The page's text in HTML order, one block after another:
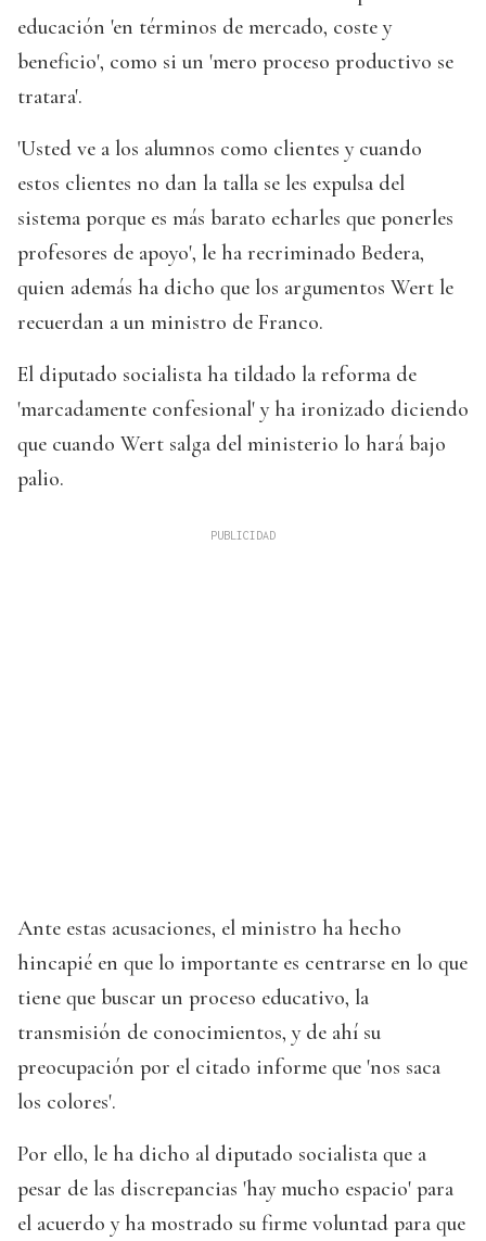
educación 'en términos de mercado, coste y
beneficio', como si un 'mero proceso productivo se
tratara'.
'Usted ve a los alumnos como clientes y cuando
estos clientes no dan la talla se les expulsa del
sistema porque es más barato echarles que ponerles
profesores de apoyo', le ha recriminado Bedera,
quien además ha dicho que los argumentos Wert le
recuerdan a un ministro de Franco.
El diputado socialista ha tildado la reforma de
'marcadamente confesional' y ha ironizado diciendo
que cuando Wert salga del ministerio lo hará bajo
palio.
Ante estas acusaciones, el ministro ha hecho
hincapié en que lo importante es centrarse en lo que
tiene que buscar un proceso educativo, la
transmisión de conocimientos, y de ahí su
preocupación por el citado informe que 'nos saca
los colores'.
Por ello, le ha dicho al diputado socialista que a
pesar de las discrepancias 'hay mucho espacio' para
el acuerdo y ha mostrado su firme voluntad para que